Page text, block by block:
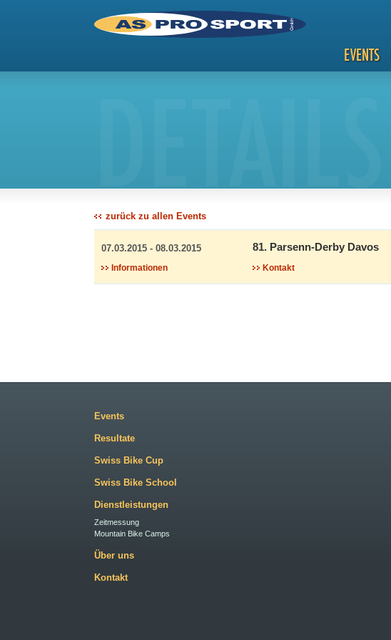
EVENTS
zurück zu allen Events
07.03.2015 - 08.03.2015 81. Parsenn-Derby Davos
Informationen Kontakt
Events
Resultate
Swiss Bike Cup
Swiss Bike School
Dienstleistungen
Zeitmessung
Mountain Bike Camps
Über uns
Kontakt